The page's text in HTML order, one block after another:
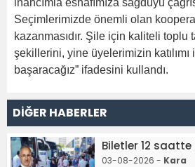
Seçimlerimizde önemli olan
kazanmasıdır. Şile için kaliteli toplu
şekillerini, yine üyelerimizin katılımı
başaracağız” ifadesini kullandı.
DİĞER HABERLER
Biletler 12
03-08-2026 - Kara